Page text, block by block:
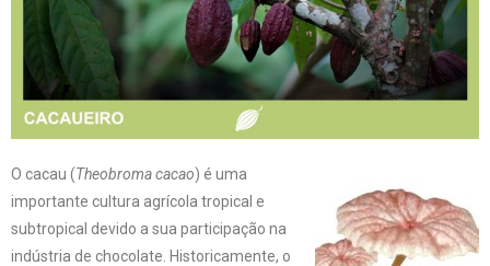
O cacau (Theobroma cacao) é uma
importante cultura agrícola tropical e
subtropical devido a sua participação na
indústria de chocolate. Historicamente, o